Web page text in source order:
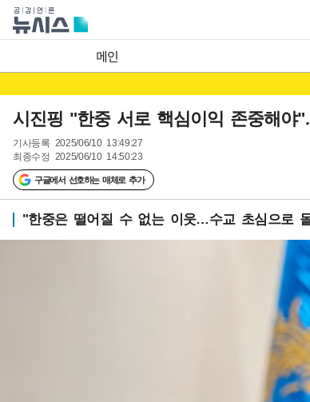
메인
시진핑 "한중 서로 핵심이익 존중해
기사등록 2025/06/10 13:49:27
최종수정 2025/06/10 14:50:23
구글에서 선호하는 매체로 추가
"한중은 떨어질 수 없는 이웃…수교 초심으로